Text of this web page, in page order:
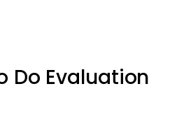
Do Evaluation